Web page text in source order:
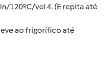
120ºC/vel 4. (E repita até
ao frigorífico até